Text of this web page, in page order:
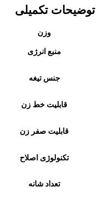
توضیحات تکمیلی
وزن
منبع انرژی
جنس تیغه
قابلیت خط زن
قابلیت صفر زن
تکنولوژی اصلاح
تعداد شانه